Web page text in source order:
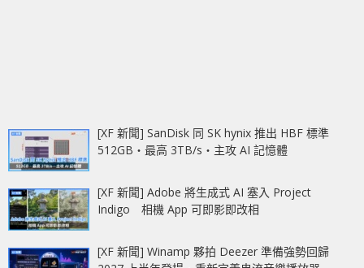
[XF 新聞] SanDisk 同 SK hynix 推出 HBF 標準
512GB‧最高 3TB/s‧主攻 AI 記憶體
[XF 新聞] Adobe 將生成式 AI 塞入 Project
Indigo 相機 App 可即影即改相
[XF 新聞] Winamp 夥拍 Deezer 準備強勢回歸